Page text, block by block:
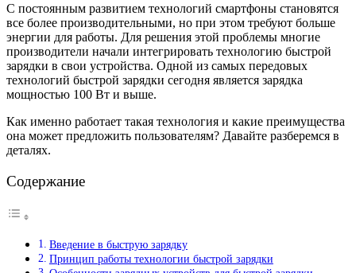
С постоянным развитием технологий смартфоны становятся
все более производительными, но при этом требуют больше
энергии для работы. Для решения этой проблемы многие
производители начали интегрировать технологию быстрой
зарядки в свои устройства. Одной из самых передовых
технологий быстрой зарядки сегодня является зарядка
мощностью 100 Вт и выше.
Как именно работает такая технология и какие преимущества
она может предложить пользователям? Давайте разберемся в
деталях.
Содержание
Введение в быструю зарядку
Принцип работы технологии быстрой зарядки